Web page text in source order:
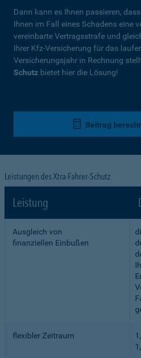
Dann kann es Ihnen passieren,
Ihnen im Fall eines Schadens eine
vereinbarte Vertragsstrafe und
Ihrer Kfz-Versicherung für das
Versicherungsjahr in Rechnung
Schutz bietet hier die Lösung!
Beitrag
Leistungen des Xtra-Fahrer-Schutz
Leistung
Ausgleich von
finanziellen Einbußen
flexibler Zeitraum